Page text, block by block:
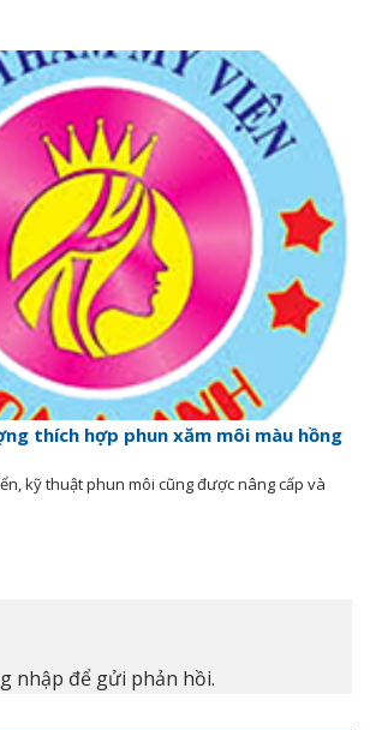
thích hợp phun xăm môi màu hồng
kỹ thuật phun môi cũng được nâng cấp và
nhập để gửi phản hồi.